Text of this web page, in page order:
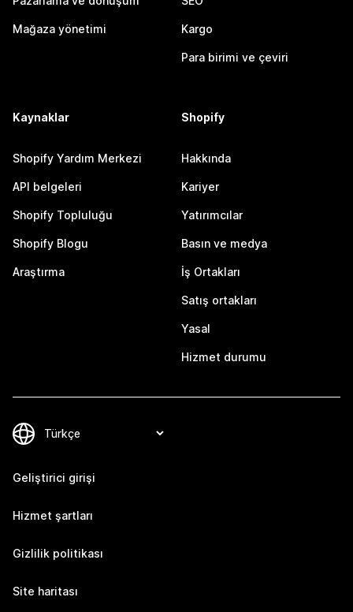
Mağaza yönetimi Kargo
Para birimi ve çeviri
Kaynaklar
Shopify Yardım Merkezi
API belgeleri
Shopify Topluluğu
Shopify Blogu
Araştırma
Shopify
Hakkında
Kariyer
Yatırımcılar
Basın ve medya
İş Ortakları
Satış ortakları
Yasal
Hizmet durumu
Geliştirici girişi
Hizmet şartları
Gizlilik politikası
Site haritası